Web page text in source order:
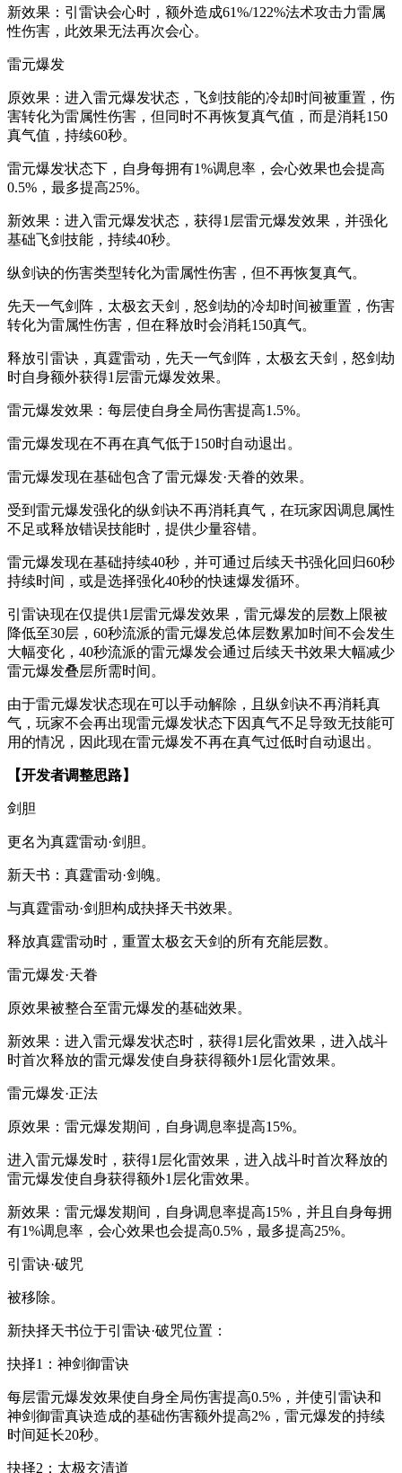
新效果：引雷诀会心时，额外造成61%/122%法术攻击力雷属
性伤害，此效果无法再次会心。
雷元爆发
原效果：进入雷元爆发状态，飞剑技能的冷却时间被重置，伤
害转化为雷属性伤害，但同时不再恢复真气值，而是消耗150
真气值，持续60秒。
雷元爆发状态下，自身每拥有1%调息率，会心效果也会提高
0.5%，最多提高25%。
新效果：进入雷元爆发状态，获得1层雷元爆发效果，并强化
基础飞剑技能，持续40秒。
纵剑诀的伤害类型转化为雷属性伤害，但不再恢复真气。
先天一气剑阵，太极玄天剑，怒剑劫的冷却时间被重置，伤害
转化为雷属性伤害，但在释放时会消耗150真气。
释放引雷诀，真霆雷动，先天一气剑阵，太极玄天剑，怒剑劫
时自身额外获得1层雷元爆发效果。
雷元爆发效果：每层使自身全局伤害提高1.5%。
雷元爆发现在不再在真气低于150时自动退出。
雷元爆发现在基础包含了雷元爆发·天眷的效果。
受到雷元爆发强化的纵剑诀不再消耗真气，在玩家因调息属性
不足或释放错误技能时，提供少量容错。
雷元爆发现在基础持续40秒，并可通过后续天书强化回归60秒
持续时间，或是选择强化40秒的快速爆发循环。
引雷诀现在仅提供1层雷元爆发效果，雷元爆发的层数上限被
降低至30层，60秒流派的雷元爆发总体层数累加时间不会发生
大幅变化，40秒流派的雷元爆发会通过后续天书效果大幅减少
雷元爆发叠层所需时间。
由于雷元爆发状态现在可以手动解除，且纵剑诀不再消耗真
气，玩家不会再出现雷元爆发状态下因真气不足导致无技能可
用的情况，因此现在雷元爆发不再在真气过低时自动退出。
【开发者调整思路】
剑胆
更名为真霆雷动·剑胆。
新天书：真霆雷动·剑魄。
与真霆雷动·剑胆构成抉择天书效果。
释放真霆雷动时，重置太极玄天剑的所有充能层数。
雷元爆发·天眷
原效果被整合至雷元爆发的基础效果。
新效果：进入雷元爆发状态时，获得1层化雷效果，进入战斗
时首次释放的雷元爆发使自身获得额外1层化雷效果。
雷元爆发·正法
原效果：雷元爆发期间，自身调息率提高15%。
进入雷元爆发时，获得1层化雷效果，进入战斗时首次释放的
雷元爆发使自身获得额外1层化雷效果。
新效果：雷元爆发期间，自身调息率提高15%，并且自身每拥
有1%调息率，会心效果也会提高0.5%，最多提高25%。
引雷诀·破咒
被移除。
新抉择天书位于引雷诀·破咒位置：
抉择1：神剑御雷诀
每层雷元爆发效果使自身全局伤害提高0.5%，并使引雷诀和
神剑御雷真诀造成的基础伤害额外提高2%，雷元爆发的持续
时间延长20秒。
抉择2：太极玄清道